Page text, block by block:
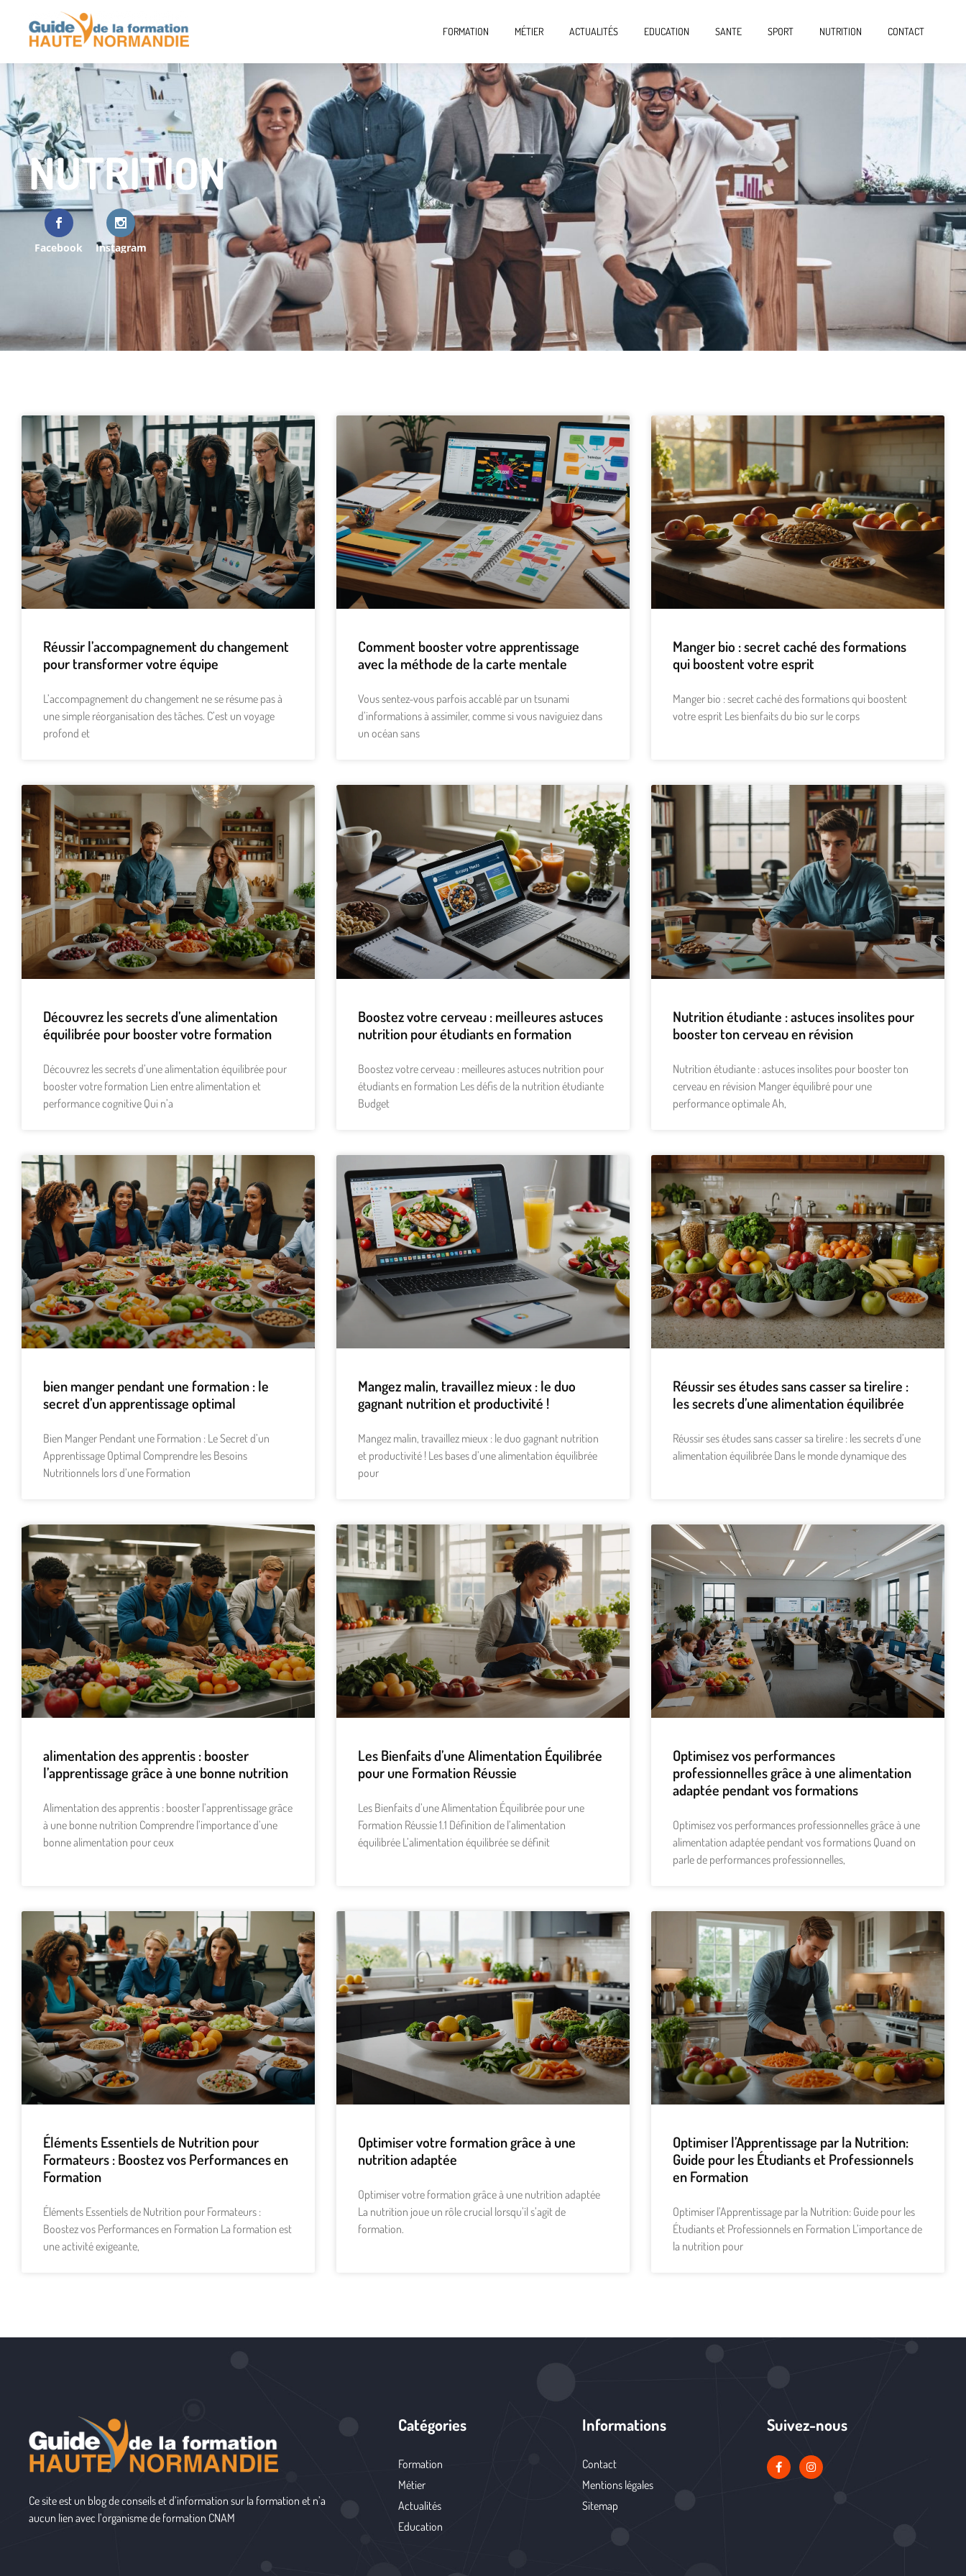
FORMATION MÉTIER ACTUALITÉS EDUCATION SANTE SPORT NUTRITION CONTACT
NUTRITION
Facebook Instagram
Réussir l’accompagnement du changement
pour transformer votre équipe
L’accompagnement du changement ne se résume pas à
une simple réorganisation des tâches. C’est un voyage
profond et
Comment booster votre apprentissage
avec la méthode de la carte mentale
Vous sentez-vous parfois accablé par un tsunami
d’informations à assimiler, comme si vous naviguiez dans
un océan sans
Manger bio : secret caché des formations
qui boostent votre esprit
Manger bio : secret caché des formations qui boostent
votre esprit Les bienfaits du bio sur le corps
Découvrez les secrets d’une alimentation
équilibrée pour booster votre formation
Découvrez les secrets d’une alimentation équilibrée pour
booster votre formation Lien entre alimentation et
performance cognitive Qui n’a
Boostez votre cerveau : meilleures astuces
nutrition pour étudiants en formation
Boostez votre cerveau : meilleures astuces nutrition pour
étudiants en formation Les défis de la nutrition étudiante
Budget
Nutrition étudiante : astuces insolites pour
booster ton cerveau en révision
Nutrition étudiante : astuces insolites pour booster ton
cerveau en révision Manger équilibré pour une
performance optimale Ah,
bien manger pendant une formation : le
secret d’un apprentissage optimal
Bien Manger Pendant une Formation : Le Secret d’un
Apprentissage Optimal Comprendre les Besoins
Nutritionnels lors d’une Formation
Mangez malin, travaillez mieux : le duo
gagnant nutrition et productivité !
Mangez malin, travaillez mieux : le duo gagnant nutrition
et productivité ! Les bases d’une alimentation équilibrée
pour
Réussir ses études sans casser sa tirelire :
les secrets d’une alimentation équilibrée
Réussir ses études sans casser sa tirelire : les secrets d’une
alimentation équilibrée Dans le monde dynamique des
alimentation des apprentis : booster
l’apprentissage grâce à une bonne nutrition
Alimentation des apprentis : booster l’apprentissage grâce
à une bonne nutrition Comprendre l’importance d’une
bonne alimentation pour ceux
Les Bienfaits d’une Alimentation Équilibrée
pour une Formation Réussie
Les Bienfaits d’une Alimentation Équilibrée pour une
Formation Réussie 1.1 Définition de l’alimentation
équilibrée L’alimentation équilibrée se définit
Optimisez vos performances
professionnelles grâce à une alimentation
adaptée pendant vos formations
Optimisez vos performances professionnelles grâce à une
alimentation adaptée pendant vos formations Quand on
parle de performances professionnelles,
Éléments Essentiels de Nutrition pour
Formateurs : Boostez vos Performances en
Formation
Éléments Essentiels de Nutrition pour Formateurs :
Boostez vos Performances en Formation La formation est
une activité exigeante,
Optimiser votre formation grâce à une
nutrition adaptée
Optimiser votre formation grâce à une nutrition adaptée
La nutrition joue un rôle crucial lorsqu’il s’agit de
formation.
Optimiser l’Apprentissage par la Nutrition:
Guide pour les Étudiants et Professionnels
en Formation
Optimiser l’Apprentissage par la Nutrition: Guide pour les
Étudiants et Professionnels en Formation L’importance de
la nutrition pour
Ce site est un blog de conseils et d’information sur la formation et n’a
aucun lien avec l’organisme de formation CNAM
Catégories
Formation
Métier
Actualités
Education
Informations
Contact
Mentions légales
Sitemap
Suivez-nous